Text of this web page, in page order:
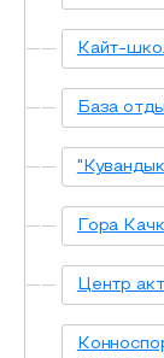
Кайт-
База
Гора
Центр